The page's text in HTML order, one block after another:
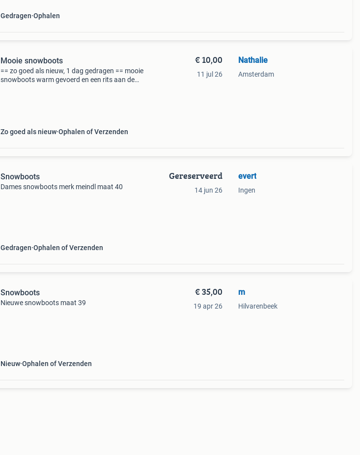
Gedragen Ophalen
Mooie snowboots
== zo goed als nieuw, 1 dag gedragen == mooie
snowboots warm gevoerd en een rits aan de
Zo goed als nieuw Ophalen of Verzenden
€ 10,00
11 jul 26
Nathalie
Amsterdam
Snowboots
Dames snowboots merk meindl maat 40
Gedragen Ophalen of Verzenden
Gereserveerd
14 jun 26
evert
Ingen
Snowboots
Nieuwe snowboots maat 39
Nieuw Ophalen of Verzenden
€ 35,00
19 apr 26
m
Hilvarenbeek